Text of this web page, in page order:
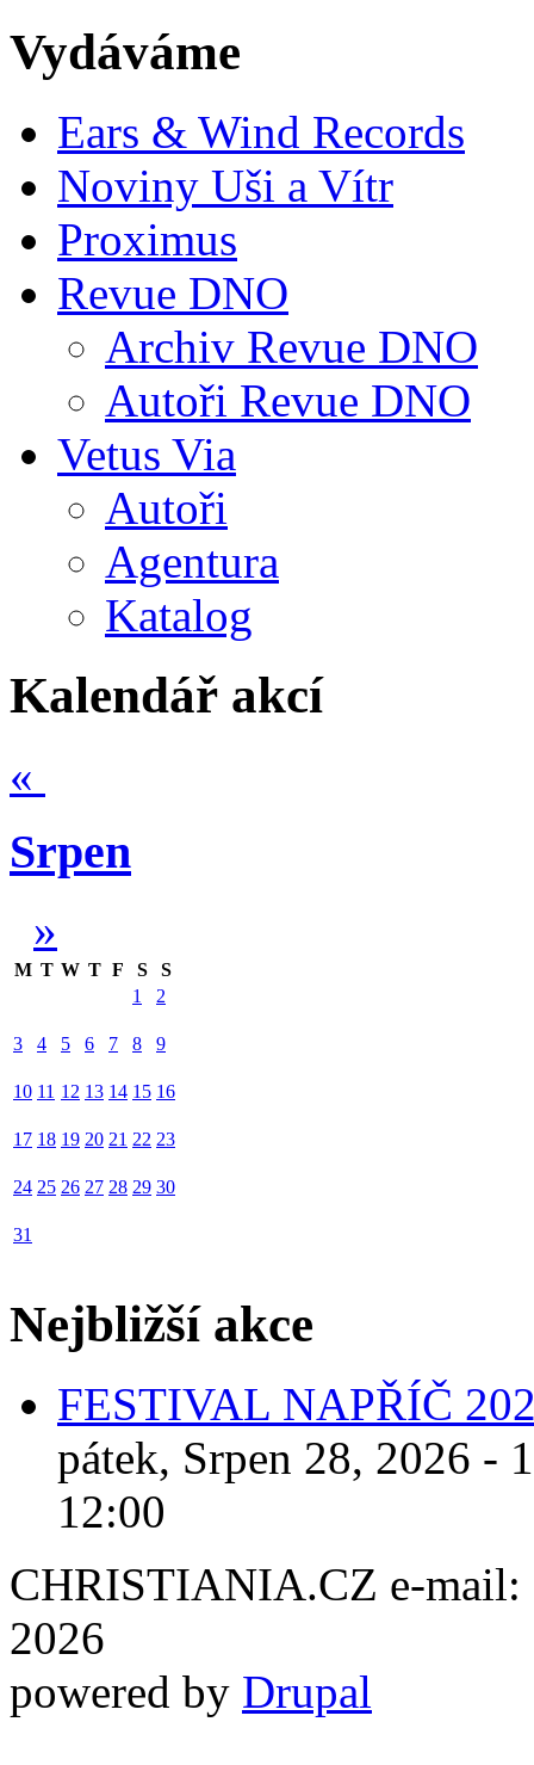
Vydáváme
Ears & Wind Records
Noviny Uši a Vítr
Proximus
Revue DNO
Archiv Revue DNO
Autoři Revue DNO
Vetus Via
Autoři
Agentura
Katalog
Kalendář akcí
«
Srpen
»
M T W T F S
S
1
2
3 4 5 6 7 8 9
10 11 12 13 14 15 16
17 18 19 20 21 22 23
24 25 26 27 28 29 30
31
Nejbližší akce
FESTIVAL NAPŘÍČ
pátek, Srpen 28, 2026 -
12:00
CHRISTIANIA.CZ e-mail:
2026
powered by Drupal